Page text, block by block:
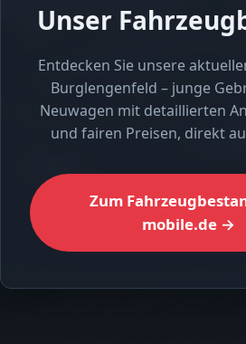
Unser
Entdecken Sie unsere
Burglengenfeld – junge
Neuwagen mit detaillierten
und fairen Preisen, direkt
Zum
mobile.de →